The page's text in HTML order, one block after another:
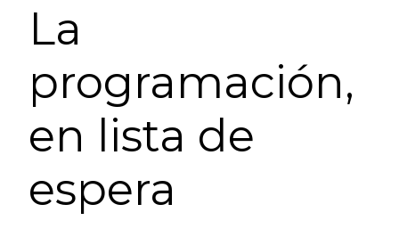
La
programación,
en lista de
espera